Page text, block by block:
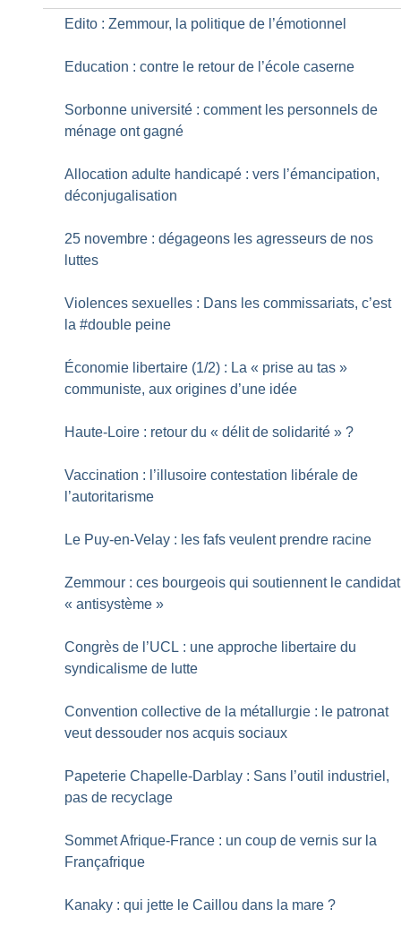
Edito : Zemmour, la politique de l’émotionnel
Education : contre le retour de l’école caserne
Sorbonne université : comment les personnels de
ménage ont gagné
Allocation adulte handicapé : vers l’émancipation,
déconjugalisation
25 novembre : dégageons les agresseurs de nos
luttes
Violences sexuelles : Dans les commissariats, c’est
la #double peine
Économie libertaire (1/2) : La « prise au tas »
communiste, aux origines d’une idée
Haute-Loire : retour du « délit de solidarité » ?
Vaccination : l’illusoire contestation libérale de
l’autoritarisme
Le Puy-en-Velay : les fafs veulent prendre racine
Zemmour : ces bourgeois qui soutiennent le candidat
« antisystème »
Congrès de l’UCL : une approche libertaire du
syndicalisme de lutte
Convention collective de la métallurgie : le patronat
veut dessouder nos acquis sociaux
Papeterie Chapelle-Darblay : Sans l’outil industriel,
pas de recyclage
Sommet Afrique-France : un coup de vernis sur la
Françafrique
Kanaky : qui jette le Caillou dans la mare ?